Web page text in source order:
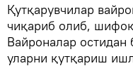
Қутқарувчилар
чиқариб олиб,
Вайроналар
уларни қутқариш